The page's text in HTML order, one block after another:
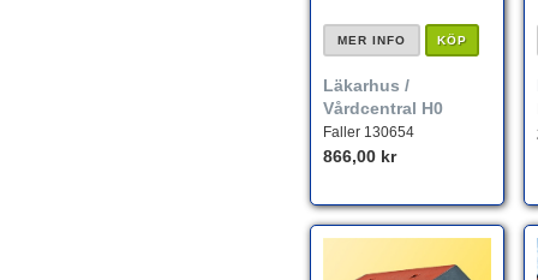
MER INFO KÖP
Läkarhus /
Vårdcentral H0
Faller 130654
866,00 kr